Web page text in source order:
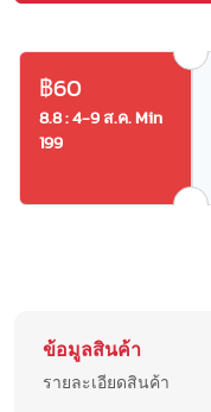
฿60
8.8 : 4-9 ส.ค. Min
199
ข้อมูลสินค้า
รายละเอียดสินค้า